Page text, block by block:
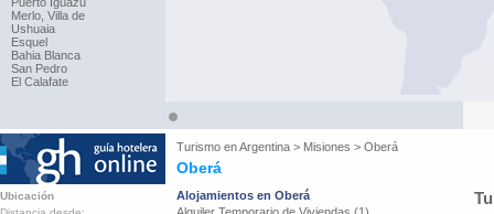
Merlo, Villa de
Ushuaia
Esquel
Bahia Blanca
San Pedro
El Calafate
Turismo enArgentina > Misiones > Oberá
Oberá
Ubicación
Alojamientos en Oberá